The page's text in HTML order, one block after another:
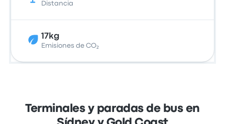
Distancia
17kg
Emisiones de CO₂
Terminales y paradas de bus en